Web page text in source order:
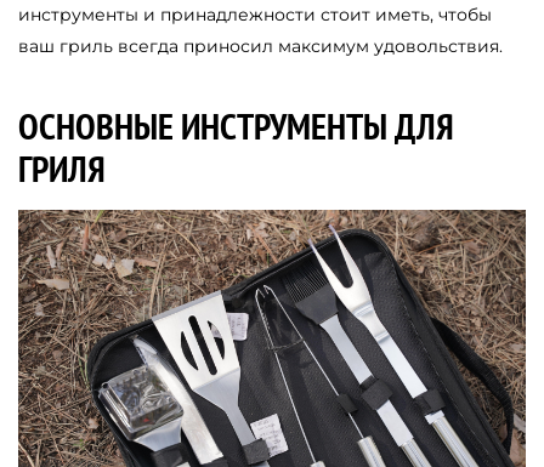
инструменты и принадлежности стоит иметь, чтобы
ваш гриль всегда приносил максимум удовольствия.
ОСНОВНЫЕ ИНСТРУМЕНТЫ ДЛЯ
ГРИЛЯ